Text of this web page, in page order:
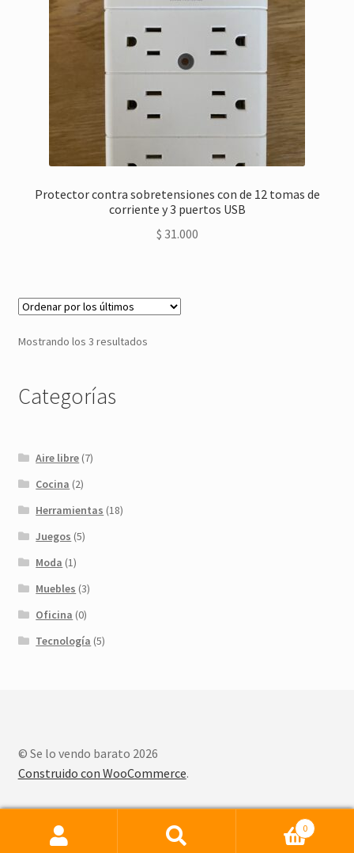
Protector contra sobretensiones con de 12 tomas de
corriente y 3 puertos USB
$ 31.000
Mostrando los 3 resultadosOrdenado
Categorías
Aire libre (7)
Cocina (2)
Herramientas (18)
Juegos (5)
Moda (1)
Muebles (3)
Oficina (0)
Tecnología (5)
© Se lo vendo barato 2026
Construido con WooCommerce.
0